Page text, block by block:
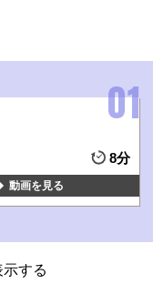
8分
動画を見る
する